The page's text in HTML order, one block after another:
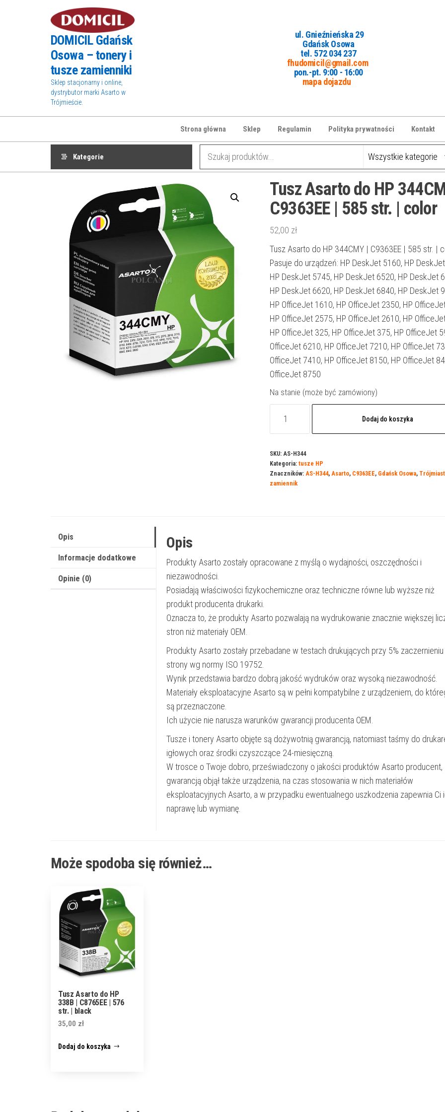
DOMICIL Gdańsk
Osowa – tonery i
tusze zamienniki
Sklep stacjonarny i online,
dystrybutor marki Asarto w
Trójmieście.
ul. Gnieźnieńska 29
Gdańsk Osowa
tel. 572 034 237
fhudomicil@gmail.com
pon.-pt. 9:00 - 16:00
mapa dojazdu
Strona główna Sklep Regulamin Polityka prywatności Kontakt
Kategorie
Tusz Asarto do HP
C9363EE | 585 str. | color
52,00 zł
Tusz Asarto do HP 344CMY | C9363EE | 585 str. |
Pasuje do urządzeń: HP DeskJet 5160, HP
HP DeskJet 5745, HP DeskJet 6520, HP DeskJet
HP DeskJet 6620, HP DeskJet 6840, HP DeskJet
HP OfficeJet 1610, HP OfficeJet 2350, HP
HP OfficeJet 2575, HP OfficeJet 2610, HP
HP OfficeJet 325, HP OfficeJet 375, HP OfficeJet
OfficeJet 6210, HP OfficeJet 7210, HP OfficeJet
OfficeJet 7410, HP OfficeJet 8150, HP OfficeJet
OfficeJet 8750
Na stanie (może być zamówiony)
Tusz
do
HP
344CMY
|
Dodaj do koszyka
SKU: AS-H344
Kategoria: tusze HP
Znaczników: AS-H344, Asarto, C9363EE, Gdańsk Osowa,
zamiennik
Opis
Informacje dodatkowe
Opinie (0)
Opis
Produkty Asarto zostały opracowane z myślą o wydajności, oszczędności i
niezawodności.
Posiadają właściwości fizykochemiczne oraz techniczne równe lub wyższe niż
produkt producenta drukarki.
Oznacza to, że produkty Asarto pozwalają na wydrukowanie znacznie większej
stron niż materiały OEM.
Produkty Asarto zostały przebadane w testach drukujących przy 5% zaczernieniu
strony wg normy ISO 19752.
Wynik przedstawia bardzo dobrą jakość wydruków oraz wysoką niezawodność.
Materiały eksploatacyjne Asarto są w pełni kompatybilne z urządzeniem, do
są przeznaczone.
Ich użycie nie narusza warunków gwarancji producenta OEM.
Tusze i tonery Asarto objęte są dożywotnią gwarancją, natomiast taśmy do
igłowych oraz środki czyszczące 24-miesięczną.
W trosce o Twoje dobro, przeświadczony o jakości produktów Asarto producent,
gwarancją objął także urządzenia, na czas stosowania w nich materiałów
eksploatacyjnych Asarto, a w przypadku ewentualnego uszkodzenia zapewnia Ci
naprawę lub wymianę.
Może spodoba się również…
Tusz Asarto do HP
338B | C8765EE | 576
str. | black
35,00 zł
Dodaj do koszyka